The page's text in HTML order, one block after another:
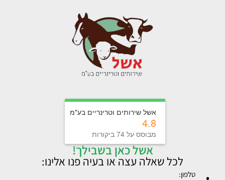
אשל שירותים וטרינריים בע"מ
4.8
מבוסס על 74 ביקורות
אשל כאן בשבילך!
לכל שאלה עצה או בעיה פנו אלינו:
טלפון: